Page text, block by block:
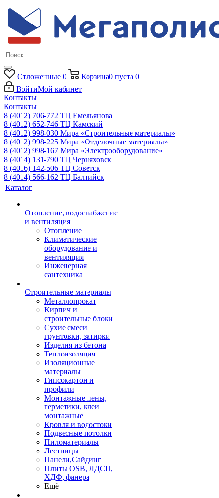
Отложенные 0 Корзина0 пуста 0
ВойтиМой кабинет
Контакты
Контакты
8 (4012) 706-772 ТЦ Емельянова
8 (4012) 652-746 ТЦ Камский
8 (4012) 998-030 Мира «Строительные материалы»
8 (4012) 998-225 Мира «Отделочные материалы»
8 (4012) 998-167 Мира «Электрооборудование»
8 (4014) 131-790 ТЦ Черняховск
8 (4016) 142-506 ТЦ Советск
8 (4014) 566-162 ТЦ Балтийск
Каталог
Отопление, водоснабжение
и вентиляция
Отопление
Климатические
оборудование и
вентиляция
Инженерная
сантехника
Строительные материалы
Металлопрокат
Кирпич и
строительные блоки
Сухие смеси,
грунтовки, затирки
Изделия из бетона
Теплоизоляция
Изоляционные
материалы
Гипсокартон и
профили
Монтажные пены,
герметики, клеи
монтажные
Кровля и водостоки
Подвесные потолки
Пиломатериалы
Лестницы
Панели,Сайдинг
Плиты OSB, ЛДСП,
ХДФ, фанера
Ещё